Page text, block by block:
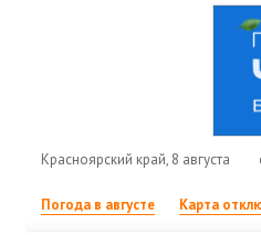
Красноярский край, 8 августа
Погода в августе Карта